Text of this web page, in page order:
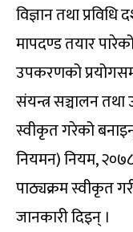
विज्ञान तथा
मापदण्ड तयार
उपकरणको
संयन्त्र सञ्चालन
स्वीकृत गरेको बनाइन्
नियमन) नियम,
पाठ्यक्रम स्वीकृत
जानकारी दिइन् ।